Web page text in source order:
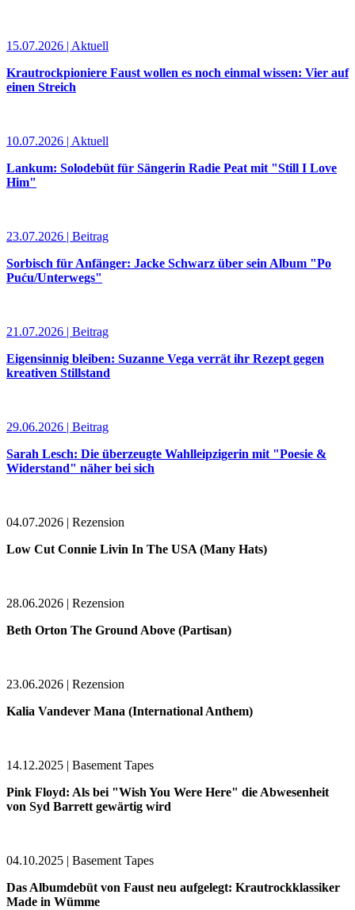
15.07.2026 | Aktuell
Krautrockpioniere Faust wollen es noch einmal wissen: Vier auf
einen Streich
10.07.2026 | Aktuell
Lankum: Solodebüt für Sängerin Radie Peat mit "Still I Love
Him"
23.07.2026 | Beitrag
Sorbisch für Anfänger: Jacke Schwarz über sein Album "Po
Puću/Unterwegs"
21.07.2026 | Beitrag
Eigensinnig bleiben: Suzanne Vega verrät ihr Rezept gegen
kreativen Stillstand
29.06.2026 | Beitrag
Sarah Lesch: Die überzeugte Wahlleipzigerin mit "Poesie &
Widerstand" näher bei sich
04.07.2026 | Rezension
Low Cut Connie Livin In The USA (Many Hats)
28.06.2026 | Rezension
Beth Orton The Ground Above (Partisan)
23.06.2026 | Rezension
Kalia Vandever Mana (International Anthem)
14.12.2025 | Basement Tapes
Pink Floyd: Als bei "Wish You Were Here" die Abwesenheit
von Syd Barrett gewärtig wird
04.10.2025 | Basement Tapes
Das Albumdebüt von Faust neu aufgelegt: Krautrockklassiker
Made in Wümme